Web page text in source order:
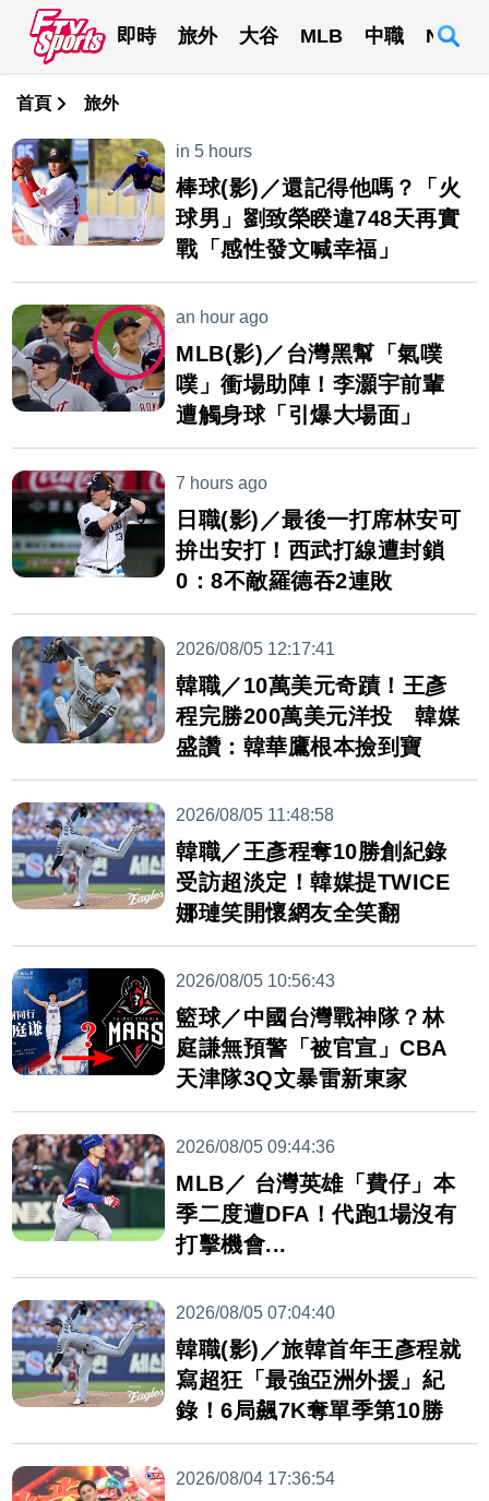
即時 旅外 大谷 MLB 中職 NBA
首頁 旅外
in 5 hours
棒球(影)／還記得他嗎？「火
球男」劉致榮睽違748天再實
戰「感性發文喊幸福」
an hour ago
MLB(影)／台灣黑幫「氣噗
噗」衝場助陣！李灝宇前輩
遭觸身球「引爆大場面」
7 hours ago
日職(影)／最後一打席林安可
拚出安打！西武打線遭封鎖
0：8不敵羅德吞2連敗
2026/08/05 12:17:41
韓職／10萬美元奇蹟！王彥
程完勝200萬美元洋投 韓媒
盛讚：韓華鷹根本撿到寶
2026/08/05 11:48:58
韓職／王彥程奪10勝創紀錄
受訪超淡定！韓媒提TWICE
娜璉笑開懷網友全笑翻
2026/08/05 10:56:43
籃球／中國台灣戰神隊？林
庭謙無預警「被官宣」CBA
天津隊3Q文暴雷新東家
2026/08/05 09:44:36
MLB／ 台灣英雄「費仔」本
季二度遭DFA！代跑1場沒有
打擊機會...
2026/08/05 07:04:40
韓職(影)／旅韓首年王彥程就
寫超狂「最強亞洲外援」紀
錄！6局飆7K奪單季第10勝
2026/08/04 17:36:54